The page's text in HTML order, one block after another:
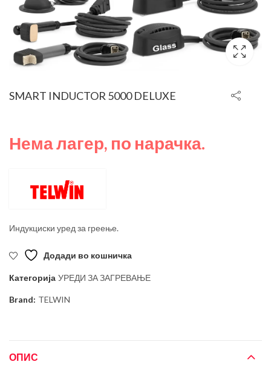
SMART INDUCTOR 5000 DELUXE
Нема лагер, по нарачка.
Индукциски уред за греење.
Додади во кошничка
Категорија УРЕДИ ЗА ЗАГРЕВАЊЕ
Brand: TELWIN
ОПИС